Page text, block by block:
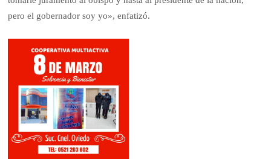
pero el gobernador soy yo», enfatizó.